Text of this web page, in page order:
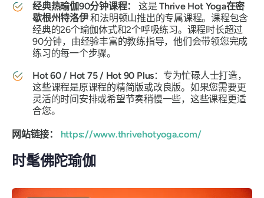
经典热瑜伽90分钟课程：
这是Thrive Hot Yoga在密
歇根州特洛伊和法明顿山推出的专属课程。课程包含
经典的26个瑜伽体式和2个呼吸练习。课程时长超过
90分钟，由经验丰富的教练指导，他们会带领您完成
练习的每一个步骤。
Hot 60 / Hot 75 / Hot 90 Plus：专为忙碌人士打造，
这些课程是原课程的精简版或改良版。如果您需要更
灵活的时间安排或希望节奏稍慢一些，这些课程更适
合您。
网站链接： https://www.thrivehotyoga.com/
时髦佛陀瑜伽